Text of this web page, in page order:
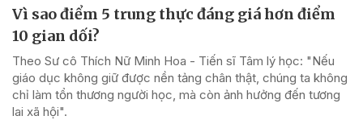
Vì sao điểm 5 trung thực đáng giá hơn điểm
10 gian dối?
Theo Sư cô Thích Nữ Minh Hoa - Tiến sĩ Tâm lý học: "Nếu
giáo dục không giữ được nền tảng chân thật, chúng ta không
chỉ làm tổn thương người học, mà còn ảnh hưởng đến tương
lai xã hội".